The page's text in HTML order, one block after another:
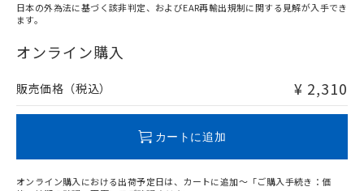
在庫等で未対応品が混在する可能性があります。
問い合わせください。
日本の外為法に基づく該非判定、およびEAR再輸出規制に関する見解が入手でき
ます。
オンライン購入
販売価格（税込） ¥ 2,310
カートに追加
オンライン購入における出荷予定日は、カートに追加～「ご購入手続き：価